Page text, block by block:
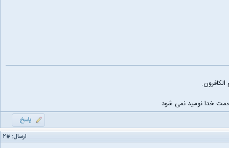
خدا نومید نمى شود
ارسال: #۲